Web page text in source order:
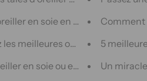
de chouchous en pure soie
VAZA : quel est le meilleur
en mousseline
en soie en gros
les meilleures offres sur les taies
en soie ou en soie cuivrée,
Comment
5
Un